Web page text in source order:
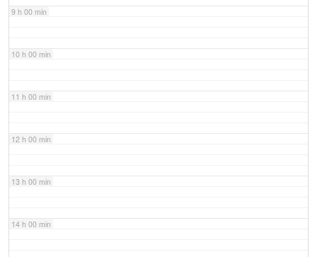
9 h 00 min
10 h 00 min
11 h 00 min
12 h 00 min
13 h 00 min
14 h 00 min